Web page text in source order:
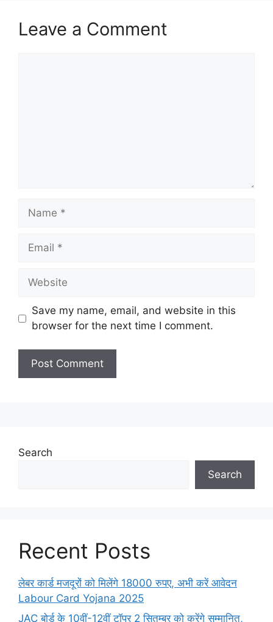
Leave a Comment
Name
Email
Website
Save my name, email, and website in this
browser for the next time I comment.
Search
Search
Recent Posts
लेबर कार्ड मजदूरों को मिलेंगे 18000 रुपए, अभी करें आवेदन
Labour Card Yojana 2025
JAC बोर्ड के 10वीं-12वीं टॉपर 2 सितम्बर को करेंगे सम्मानित,